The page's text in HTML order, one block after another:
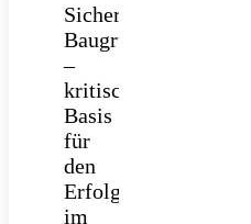
Sichere
Baugrube
–
kritische
Basis
für
den
Erfolg
im